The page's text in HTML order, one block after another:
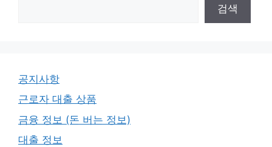
검색
공지사항
근로자 대출 상품
금융 정보 (돈 버는 정보)
대출 정보